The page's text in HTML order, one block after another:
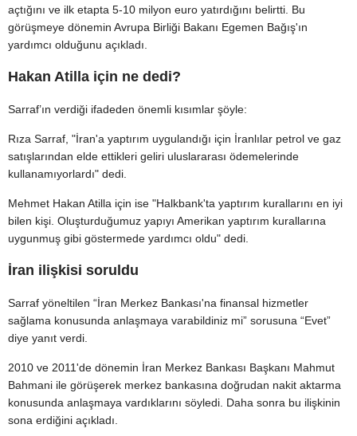
açtığını ve ilk etapta 5-10 milyon euro yatırdığını belirtti. Bu
görüşmeye dönemin Avrupa Birliği Bakanı Egemen Bağış'ın
yardımcı olduğunu açıkladı.
Hakan Atilla için ne dedi?
Sarraf’ın verdiği ifadeden önemli kısımlar şöyle:
Rıza Sarraf, "İran'a yaptırım uygulandığı için İranlılar petrol ve gaz
satışlarından elde ettikleri geliri uluslararası ödemelerinde
kullanamıyorlardı" dedi.
Mehmet Hakan Atilla için ise "Halkbank'ta yaptırım kurallarını en iyi
bilen kişi. Oluşturduğumuz yapıyı Amerikan yaptırım kurallarına
uygunmuş gibi göstermede yardımcı oldu" dedi.
İran ilişkisi soruldu
Sarraf yöneltilen “İran Merkez Bankası'na finansal hizmetler
sağlama konusunda anlaşmaya varabildiniz mi” sorusuna “Evet”
diye yanıt verdi.
2010 ve 2011'de dönemin İran Merkez Bankası Başkanı Mahmut
Bahmani ile görüşerek merkez bankasına doğrudan nakit aktarma
konusunda anlaşmaya vardıklarını söyledi. Daha sonra bu ilişkinin
sona erdiğini açıkladı.